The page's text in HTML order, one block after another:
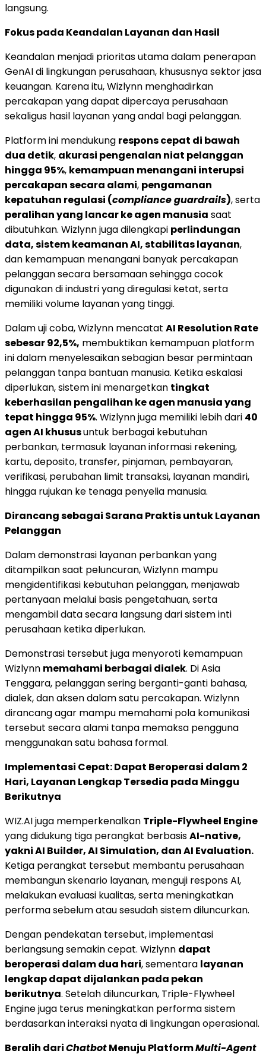
langsung.
Fokus pada Keandalan Layanan dan Hasil
Keandalan menjadi prioritas utama dalam penerapan
GenAI di lingkungan perusahaan, khususnya sektor jasa
keuangan. Karena itu, Wizlynn menghadirkan
percakapan yang dapat dipercaya perusahaan
sekaligus hasil layanan yang andal bagi pelanggan.
Platform ini mendukung respons cepat di bawah
dua detik, akurasi pengenalan niat pelanggan
hingga 95%, kemampuan menangani interupsi
percakapan secara alami, pengamanan
kepatuhan regulasi (compliance guardrails), serta
peralihan yang lancar ke agen manusia saat
dibutuhkan. Wizlynn juga dilengkapi perlindungan
data, sistem keamanan AI, stabilitas layanan,
dan kemampuan menangani banyak percakapan
pelanggan secara bersamaan sehingga cocok
digunakan di industri yang diregulasi ketat, serta
memiliki volume layanan yang tinggi.
Dalam uji coba, Wizlynn mencatat AI Resolution Rate
sebesar 92,5%, membuktikan kemampuan platform
ini dalam menyelesaikan sebagian besar permintaan
pelanggan tanpa bantuan manusia. Ketika eskalasi
diperlukan, sistem ini menargetkan tingkat
keberhasilan pengalihan ke agen manusia yang
tepat hingga 95%. Wizlynn juga memiliki lebih dari 40
agen AI khususuntuk berbagai kebutuhan
perbankan, termasuk layanan informasi rekening,
kartu, deposito, transfer, pinjaman, pembayaran,
verifikasi, perubahan limit transaksi, layanan mandiri,
hingga rujukan ke tenaga penyelia manusia.
Dirancang sebagai Sarana Praktis untuk Layanan
Pelanggan
Dalam demonstrasi layanan perbankan yang
ditampilkan saat peluncuran, Wizlynn mampu
mengidentifikasi kebutuhan pelanggan, menjawab
pertanyaan melalui basis pengetahuan, serta
mengambil data secara langsung dari sistem inti
perusahaan ketika diperlukan.
Demonstrasi tersebut juga menyoroti kemampuan
Wizlynn memahami berbagai dialek. Di Asia
Tenggara, pelanggan sering berganti-ganti bahasa,
dialek, dan aksen dalam satu percakapan. Wizlynn
dirancang agar mampu memahami pola komunikasi
tersebut secara alami tanpa memaksa pengguna
menggunakan satu bahasa formal.
Implementasi Cepat: Dapat Beroperasi dalam 2
Hari, Layanan Lengkap Tersedia pada Minggu
Berikutnya
WIZ.AI juga memperkenalkan Triple-Flywheel Engine
yang didukung tiga perangkat berbasisAI-native,
yakni AI Builder, AI Simulation, dan AI Evaluation.
Ketiga perangkat tersebut membantu perusahaan
membangun skenario layanan, menguji respons AI,
melakukan evaluasi kualitas, serta meningkatkan
performa sebelum atau sesudah sistem diluncurkan.
Dengan pendekatan tersebut, implementasi
berlangsung semakin cepat. Wizlynn dapat
beroperasi dalam dua hari, sementara layanan
lengkap dapat dijalankan pada pekan
berikutnya. Setelah diluncurkan, Triple-Flywheel
Engine juga terus meningkatkan performa sistem
berdasarkan interaksi nyata di lingkungan operasional.
Beralih dariChatbotMenuju PlatformMulti-Agent